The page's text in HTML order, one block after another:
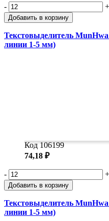
- +
Добавить в корзину
Текстовыделитель
линии 1-5 мм)
Код 106199
74,18 ₽
- +
Добавить в корзину
Текстовыделитель
линии 1-5 мм)